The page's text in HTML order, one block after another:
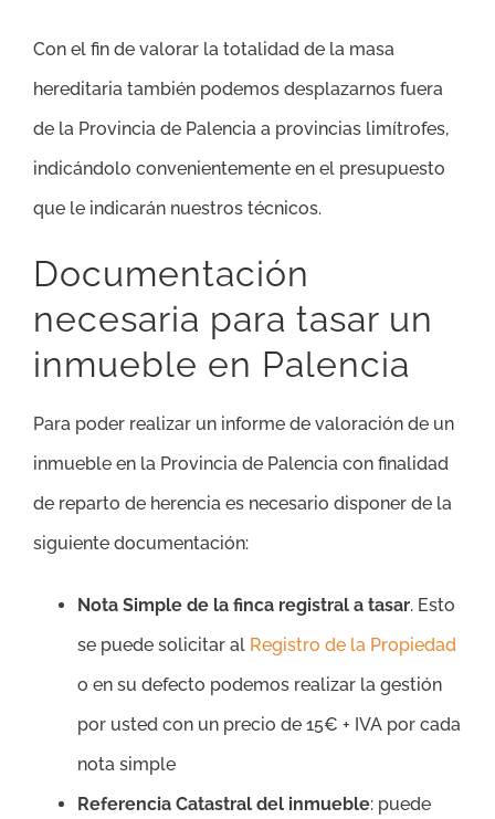
Con el fin de valorar la totalidad de la masa
hereditaria también podemos desplazarnos fuera
de la Provincia de Palencia a provincias limítrofes,
indicándolo convenientemente en el presupuesto
que le indicarán nuestros técnicos.
Documentación
necesaria para tasar un
inmueble en Palencia
Para poder realizar un informe de valoración de un
inmueble en la Provincia de Palencia con finalidad
de reparto de herencia es necesario disponer de la
siguiente documentación:
Nota Simple de la finca registral a tasar. Esto
se puede solicitar al Registro de la Propiedad
o en su defecto podemos realizar la gestión
por usted con un precio de 15€ + IVA por cada
nota simple
Referencia Catastral del inmueble: puede